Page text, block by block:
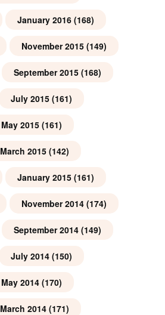
January 2016 (168)
November 2015 (149)
September 2015 (168)
July 2015 (161)
May 2015 (161)
March 2015 (142)
January 2015 (161)
November 2014 (174)
September 2014 (149)
July 2014 (150)
May 2014 (170)
March 2014 (171)